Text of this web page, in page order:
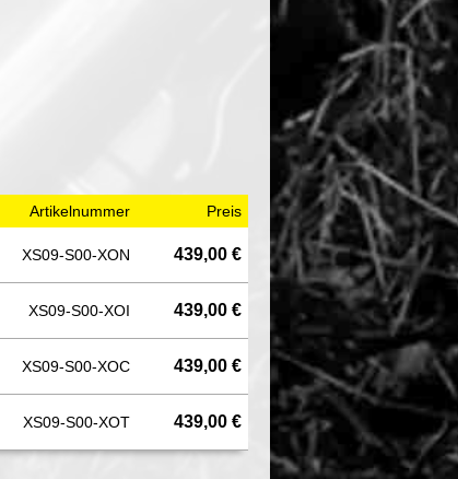
Artikelnummer Preis
XS09-S00-XON 439,00 €
XS09-S00-XOI 439,00 €
XS09-S00-XOC 439,00 €
XS09-S00-XOT 439,00 €